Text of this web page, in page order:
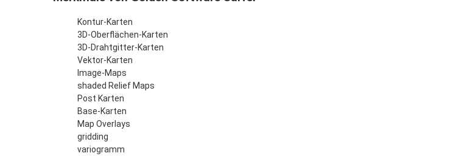
Kontur-Karten
3D-Oberflächen-Karten
3D-Drahtgitter-Karten
Vektor-Karten
Image-Maps
shaded Relief Maps
Post Karten
Base-Karten
Map Overlays
gridding
variogramm